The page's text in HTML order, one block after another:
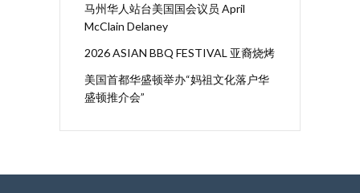
马州华人站台美国国会议员 April
McClain Delaney
2026 ASIAN BBQ FESTIVAL 亚裔烧烤
美国首都华盛顿举办“妈祖文化落户华
盛顿推介会”